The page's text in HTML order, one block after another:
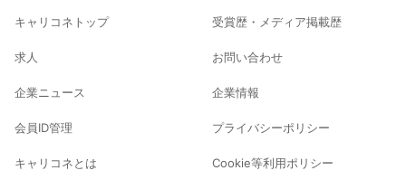
キャリコネトップ
求人
企業ニュース
会員ID管理
キャリコネとは
受賞歴・メディア掲載歴
お問い合わせ
企業情報
プライバシーポリシー
Cookie等利用ポリシー